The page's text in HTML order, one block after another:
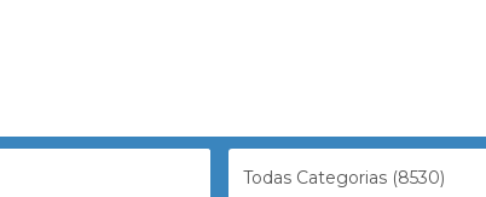
Todas Categorias (8530)